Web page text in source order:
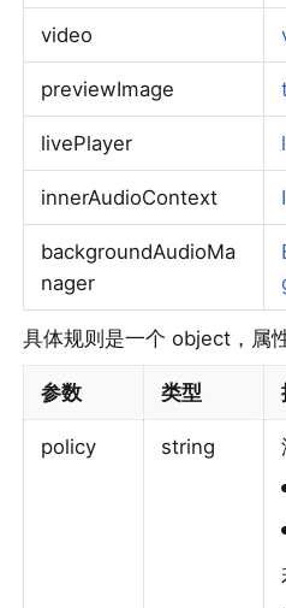
video
previewImage
livePlayer
innerAudioContext
backgroundAudioMa
nager
具体规则是一个 object，属
参数 类型
policy string